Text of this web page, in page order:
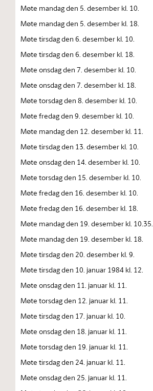
Møte mandag den 5. desember kl. 10.
Møte mandag den 5. desember kl. 18.
Møte tirsdag den 6. desember kl. 10.
Møte tirsdag den 6. desember kl. 18.
Møte onsdag den 7. desember kl. 10.
Møte onsdag den 7. desember kl. 18.
Møte torsdag den 8. desember kl. 10.
Møte fredag den 9. desember kl. 10.
Møte mandag den 12. desember kl. 11.
Møte tirsdag den 13. desember kl. 10.
Møte onsdag den 14. desember kl. 10.
Møte torsdag den 15. desember kl. 10.
Møte fredag den 16. desember kl. 10.
Møte fredag den 16. desember kl. 18.
Møte mandag den 19. desember kl. 10.35.
Møte mandag den 19. desember kl. 18.
Møte tirsdag den 20. desember kl. 9.
Møte tirsdag den 10. januar 1984 kl. 12.
Møte onsdag den 11. januar kl. 11.
Møte torsdag den 12. januar kl. 11.
Møte tirsdag den 17. januar kl. 10.
Møte onsdag den 18. januar kl. 11.
Møte torsdag den 19. januar kl. 11.
Møte tirsdag den 24. januar kl. 11.
Møte onsdag den 25. januar kl. 11.